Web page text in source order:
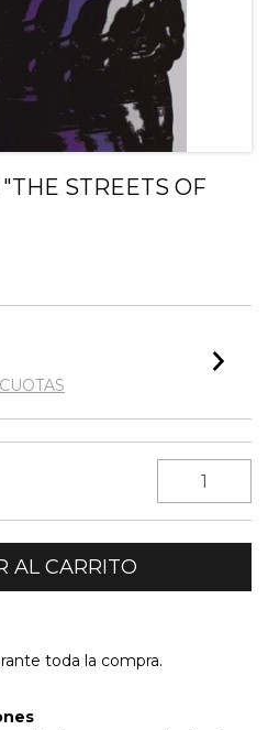
STREETS OF
toda la compra.